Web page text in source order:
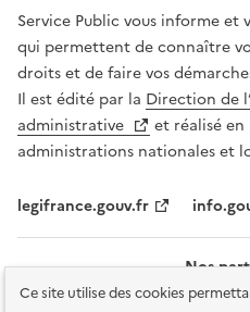
Ce site utilise des cookies
Service Public vous informe et
qui permettent de connaître
droits et de faire vos
Il est édité par la Direction de
administrative
et réalisé
administrations nationales et
legifrance.gouv.fr
Nos